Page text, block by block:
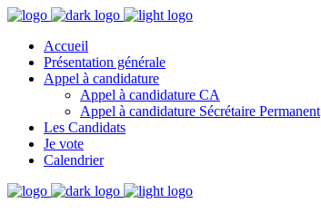
Accueil
Présentation générale
Appel à candidature
Appel à candidature CA
Appel à candidature Sécrétaire Permanent
Les Candidats
Je vote
Calendrier